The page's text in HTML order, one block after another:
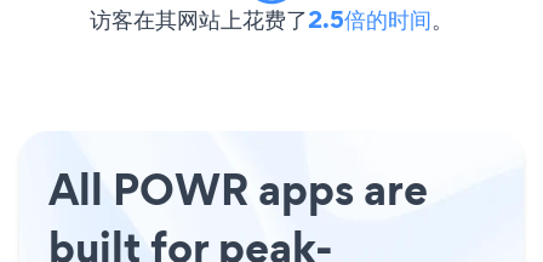
访客在其网站上花费了2.5倍的时间。
All POWR apps are
built for peak-